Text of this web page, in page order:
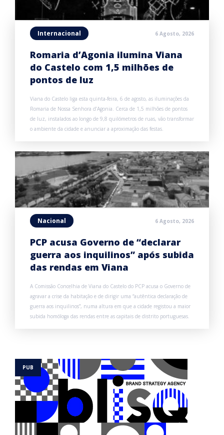
Internacional 6 Agosto, 2026
Romaria d’Agonia ilumina Viana
do Castelo com 1,5 milhões de
pontos de luz
Viana do Castelo liga esta quinta-feira, 6 de agosto, as iluminações da
Romaria de Nossa Senhora d’Agonia. Cerca de 1,5 milhões de pontos
de luz, instalados ao longo de 9,8 quilómetros de ruas, vão transformar
o ambiente da cidade e anunciar a aproximação das festas.
Nacional 6 Agosto, 2026
PCP acusa Governo de “declarar
guerra aos inquilinos” após subida
das rendas em Viana
A Comissão Concelhia de Viana do Castelo do PCP acusa o Governo de
agravar a crise da habitação e de dirigir uma “autêntica declaração de
guerra aos inquilinos”, numa altura em que a cidade registou a maior
subida homóloga das rendas entre as capitais de distrito portuguesas.